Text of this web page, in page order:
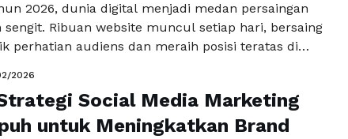
2026, dunia digital menjadi medan persaingan
sengit. Ribuan website muncul setiap hari, bersaing
perhatian audiens dan meraih posisi teratas di
Dalam situasi ini, pertanyaan krusial muncul:
Anda siap menghadapi persaingan SEO ketat yang
Jika tidak, peluang untuk dilihat calon
hilang begitu …Baca Selengkapnya
2026
Social Media Marketing
untuk Meningkatkan Brand